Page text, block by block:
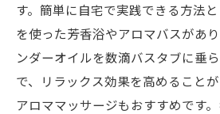
す。簡単に自宅で実践できる方法
を使った芳香浴やアロマバスがあ
ンダーオイルを数滴バスタブに垂
で、リラックス効果を高めることが
アロママッサージもおすすめです